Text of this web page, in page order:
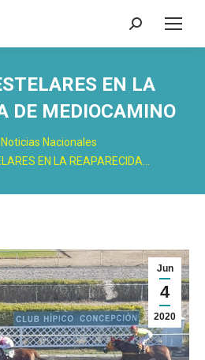
Buscar:
EN LA
DE MEDIOCAMINO
Noticias Nacionales
EN LA REAPARECIDA…
Jun
4
2020